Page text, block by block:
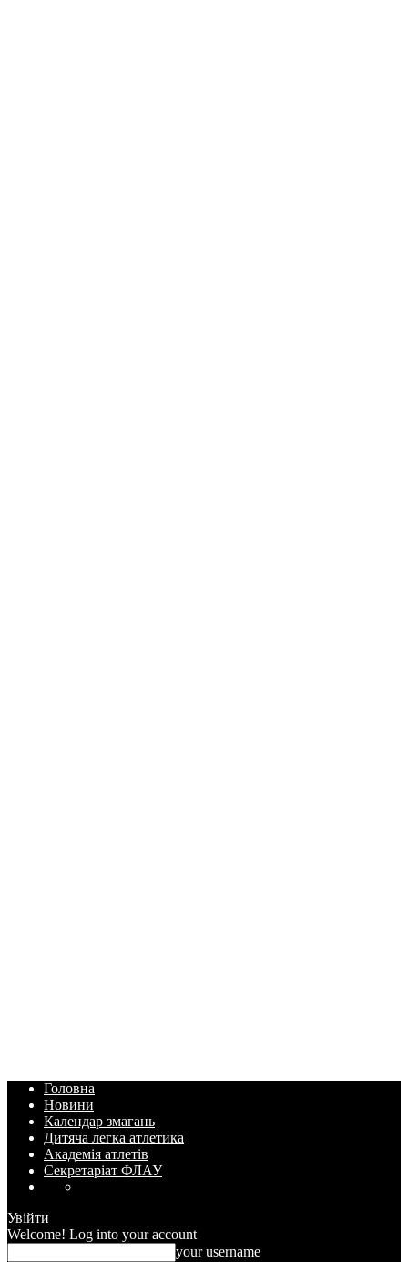
Головна
Новини
Календар змагань
Дитяча легка атлетика
Академія атлетів
Секретаріат ФЛАУ
Увійти
Welcome! Log into your account
your username